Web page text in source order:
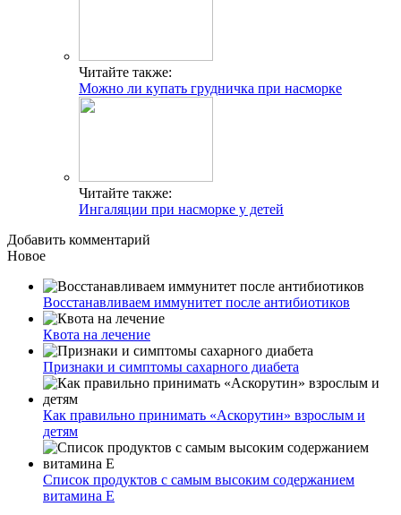
Читайте также:
Можно ли купать грудничка при насморке
Читайте также:
Ингаляции при насморке у детей
Добавить комментарий
Новое
Восстанавливаем иммунитет после антибиотиков
Квота на лечение
Признаки и симптомы сахарного диабета
Как правильно принимать «Аскорутин» взрослым и
детям
Список продуктов с самым высоким содержанием
витамина E